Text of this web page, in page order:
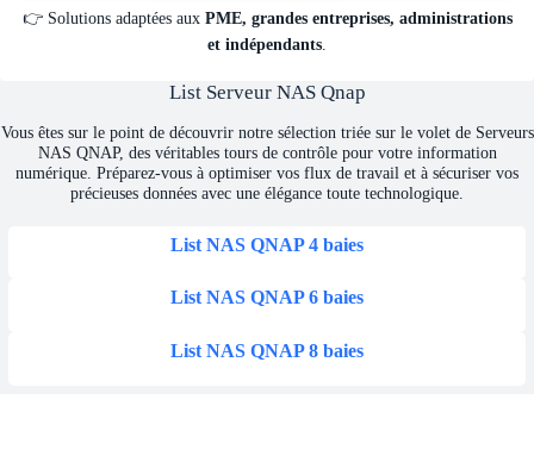
👉 Solutions adaptées aux PME, grandes entreprises, administrations
et indépendants
List Serveur NAS Qnap
Vous êtes sur le point de découvrir notre sélection triée sur le volet de Serveurs
NAS QNAP, des véritables tours de contrôle pour votre information
numérique. Préparez-vous à optimiser vos flux de travail et à sécuriser vos
précieuses données avec une élégance toute technologique.
List NAS QNAP 4 baies
List NAS QNAP 6 baies
List NAS QNAP 8 baies